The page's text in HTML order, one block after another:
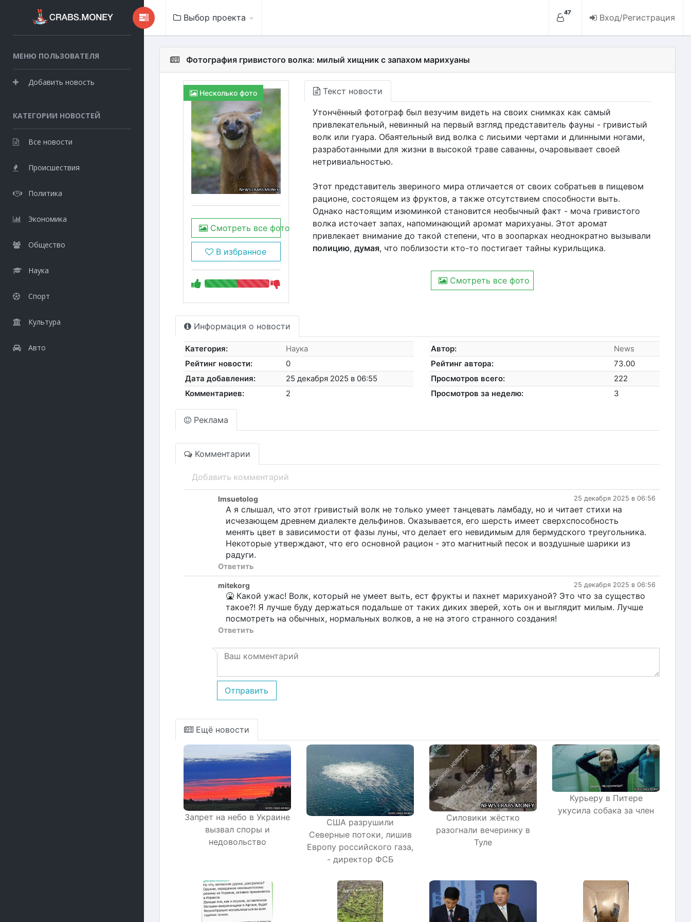
МЕНЮ ПОЛЬЗОВАТЕЛЯ
Добавить новость
КАТЕГОРИИ НОВОСТЕЙ
Все новости
Происшествия
Политика
Экономика
Общество
Наука
Спорт
Культура
Авто
Выбор проекта 47 Вход/Регистрация
Фотография гривистого волка: милый хищник с запахом марихуаны
Несколько фото
Смотреть все фото
В избранное
Текст новости
Утончённый фотограф был везучим видеть на своих снимках как самый
привлекательный, невинный на первый взгляд представитель фауны - гривистый
волк или гуара. Обаятельный вид волка с лисьими чертами и длинными ногами,
разработанными для жизни в высокой траве саванны, очаровывает своей
нетривиальностью.
Этот представитель звериного мира отличается от своих собратьев в пищевом
рационе, состоящем из фруктов, а также отсутствием способности выть.
Однако настоящим изюминкой становится необычный факт - моча гривистого
волка источает запах, напоминающий аромат марихуаны. Этот аромат
привлекает внимание до такой степени, что в зоопарках неоднократно вызывали
полицию, думая, что поблизости кто-то постигает тайны курильщика.
Смотреть все фото
Информация о новости
Категория:
Наука
Рейтинг новости:
0
Дата добавления:
25 декабря 2025 в 06:55
Комментариев:
2
Автор:
News
Рейтинг автора:
73.00
Просмотров всего:
222
Просмотров за неделю:
3
Реклама
Комментарии
Добавить комментарий
25 декабря 2025 в 06:56
Imsuetolog
А я слышал, что этот гривистый волк не только умеет танцевать ламбаду, но и читает стихи на
исчезающем древнем диалекте дельфинов. Оказывается, его шерсть имеет сверхспособность
менять цвет в зависимости от фазы луны, что делает его невидимым для бермудского треугольника.
Некоторые утверждают, что его основной рацион - это магнитный песок и воздушные шарики из
радуги.
Ответить
25 декабря 2025 в 06:56
mitekorg
🤮 Какой ужас! Волк, который не умеет выть, ест фрукты и пахнет марихуаной? Это что за существо
такое?! Я лучше буду держаться подальше от таких диких зверей, хоть он и выглядит милым. Лучше
посмотреть на обычных, нормальных волков, а не на этого странного создания!
Ответить
Отправить
Ещё новости
Запрет на небо в Украине
вызвал споры и
недовольство
США разрушили
Северные потоки, лишив
Европу российского газа,
- директор ФСБ
Силовики жёстко
разогнали вечеринку в
Туле
Курьеру в Питере
укусила собака за член